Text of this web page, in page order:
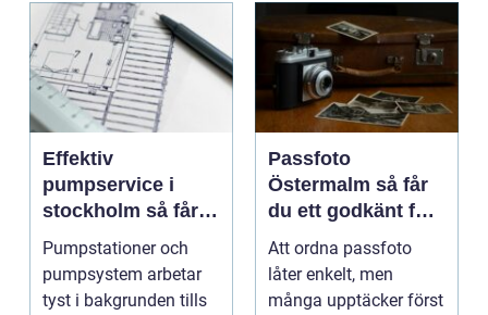
Effektiv
pumpservice i
stockholm så får
du driftsäkra
anläggningar året
runt
Pumpstationer och
pumpsystem arbetar
tyst i bakgrunden tills
Passfoto
Östermalm så får
du ett godkänt foto
utan stress
Att ordna passfoto
låter enkelt, men
många upptäcker först